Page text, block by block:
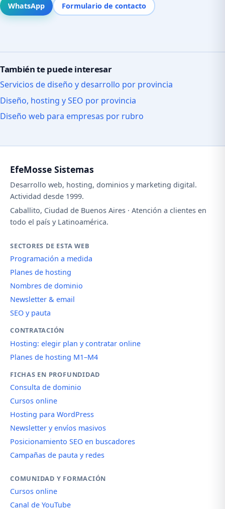
WhatsApp Formulario de contacto
También te puede interesar
Servicios de diseño y desarrollo por provincia
Diseño, hosting y SEO por provincia
Diseño web para empresas por rubro
EfeMosse Sistemas
Desarrollo web, hosting, dominios y marketing digital.
Actividad desde 1999.
Caballito, Ciudad de Buenos Aires · Atención a clientes en
todo el país y Latinoamérica.
SECTORES DE ESTA WEB
Programación a medida
Planes de hosting
Nombres de dominio
Newsletter & email
SEO y pauta
CONTRATACIÓN
Hosting: elegir plan y contratar online
Planes de hosting M1–M4
FICHAS EN PROFUNDIDAD
Consulta de dominio
Cursos online
Hosting para WordPress
Newsletter y envíos masivos
Posicionamiento SEO en buscadores
Campañas de pauta y redes
COMUNIDAD Y FORMACIÓN
Cursos online
Canal de YouTube